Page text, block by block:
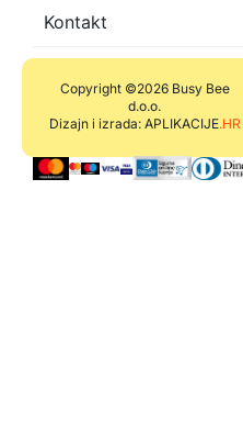
Kontakt
Copyright ©2026 Busy Bee
d.o.o.
Dizajn i izrada: APLIKACIJE.HR